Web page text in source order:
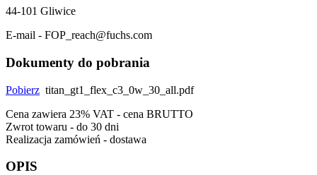
44-101 Gliwice
E-mail - FOP_reach@fuchs.com
Dokumenty do pobrania
Pobierz titan_gt1_flex_c3_0w_30_all.pdf
Cena zawiera 23% VAT - cena BRUTTO
Zwrot towaru - do 30 dni
Realizacja zamówień - dostawa
OPIS